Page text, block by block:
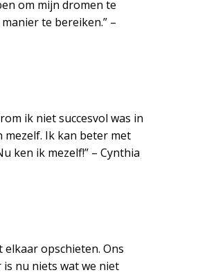
om mijn dromen te
te bereiken.” –
ik niet succesvol was in
mezelf. Ik kan beter met
ken ik mezelf!” – Cynthia
opschieten. Ons
is nu niets wat we niet